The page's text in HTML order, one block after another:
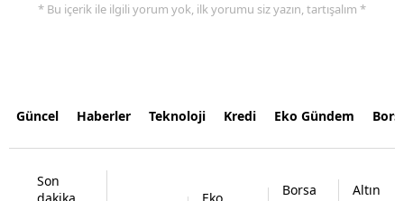
* Bu içerik ile ilgili yorum yok, ilk yorumu siz yazın, tartışalım *
Güncel Haberler Teknoloji Kredi Eko Gündem
Son
Borsa
Altın